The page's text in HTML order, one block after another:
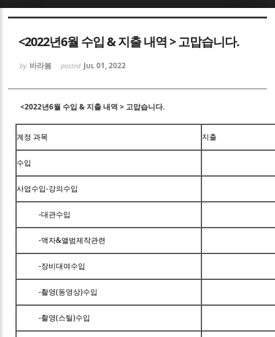
<2022년6월 수입 & 지출 내역 > 고맙습니다.
by 바라봄 posted Jul 01, 2022
<2022년6월 수입 & 지출 내역 > 고맙습니다.
계정 과목 지출
수입
사업수입-강의수입
-대관수입
-액자&앨범제작관련
-장비대여수입
-촬영(동영상)수입
-촬영(스틸)수입
Sketchbook5, 스케치북5
Sketchbook5, 스케치북5